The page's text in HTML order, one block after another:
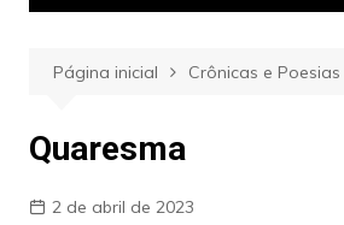
Página inicial Crônicas e Poesias
Quaresma
2 de abril de 2023